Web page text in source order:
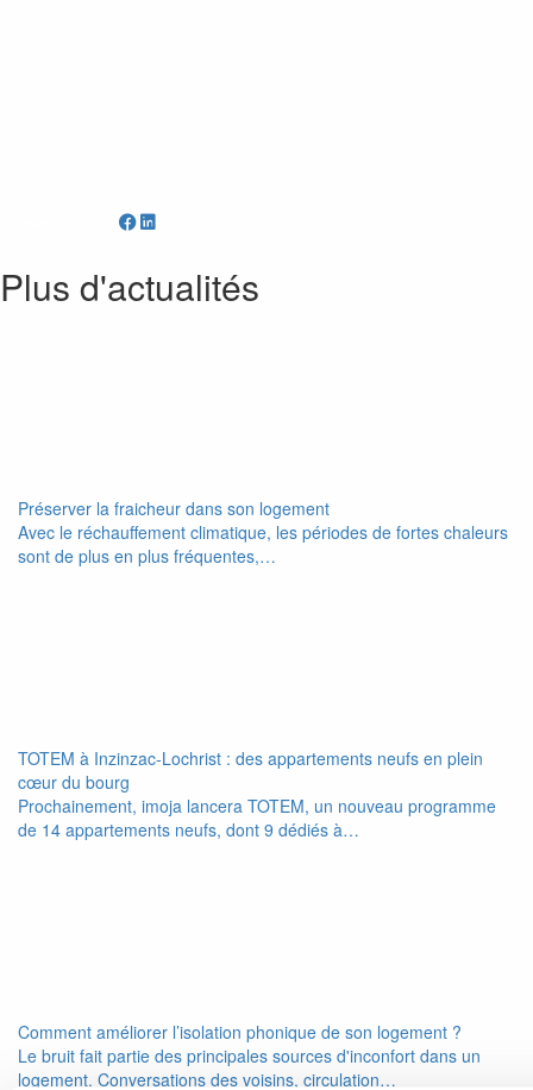
Plus d'actualités
Préserver la fraicheur dans son logement
Avec le réchauffement climatique, les périodes de fortes chaleurs
sont de plus en plus fréquentes,…
TOTEM à Inzinzac-Lochrist : des appartements neufs en plein
cœur du bourg
Prochainement, imoja lancera TOTEM, un nouveau programme
de 14 appartements neufs, dont 9 dédiés à…
Comment améliorer l’isolation phonique de son logement ?
Le bruit fait partie des principales sources d'inconfort dans un
logement. Conversations des voisins, circulation…